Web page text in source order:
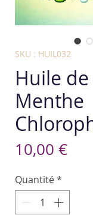
SKU : HUIL032
Huile
Menthe
10,00 €Prix
Quantité*